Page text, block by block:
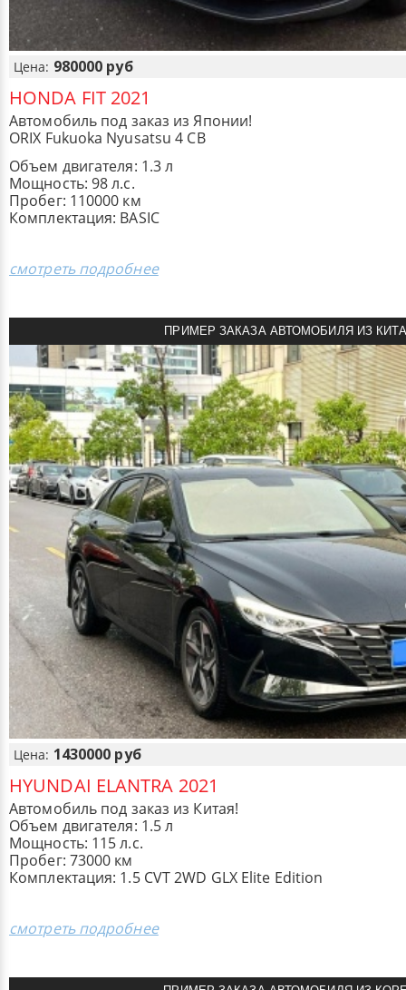
Цена: 980000 руб
HONDA FIT 2021
Автомобиль под заказ из Японии!
ORIX Fukuoka Nyusatsu 4 CB
Объем двигателя: 1.3 л
Мощность: 98 л.с.
Пробег: 110000 км
Комплектация: BASIC
смотреть подробнее
ПРИМЕР ЗАКАЗА АВТОМОБИЛЯ ИЗ
Цена: 1430000 руб
HYUNDAI ELANTRA 2021
Автомобиль под заказ из Китая!
Объем двигателя: 1.5 л
Мощность: 115 л.с.
Пробег: 73000 км
Комплектация: 1.5 CVT 2WD GLX Elite Edition
смотреть подробнее